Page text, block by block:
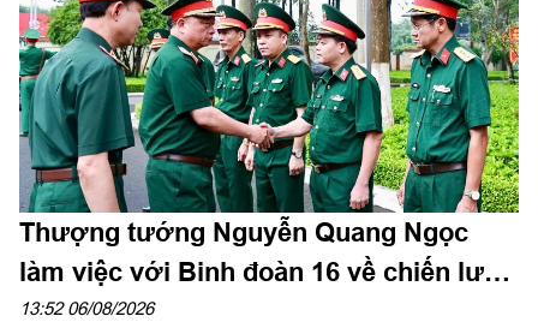
Thượng tướng Nguyễn Quang Ngọc
làm việc với Binh đoàn 16 về chiến lược
phát triển giai đoạn 2026-2030
13:52 06/08/2026